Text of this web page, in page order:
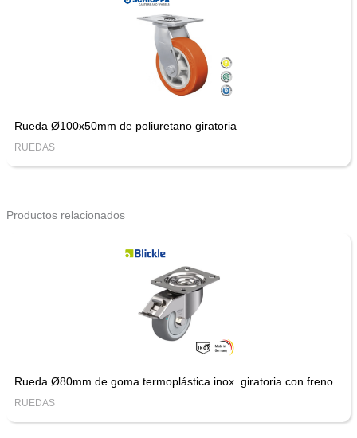
Rueda Ø100x50mm de poliuretano giratoria
RUEDAS
Productos relacionados
Rueda Ø80mm de goma termoplástica inox. giratoria con freno
RUEDAS